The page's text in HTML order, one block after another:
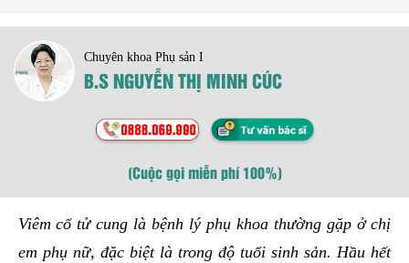
Chuyên khoa Phụ sản I
B.S NGUYỄN THỊ MINH CÚC
(Cuộc gọi miễn phí 100%)
Viêm cổ tử cung là bệnh lý phụ khoa thường gặp ở chị
em phụ nữ, đặc biệt là trong độ tuổi sinh sản. Hầu hết